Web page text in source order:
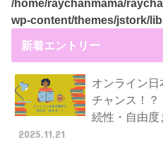
wp-content/themes/jstork/
新着エントリー
オンライン日
チャンス！
続性・自由度
2025.11.21